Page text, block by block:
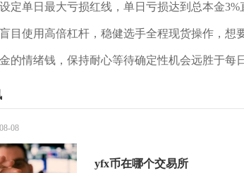
定单日最大亏损红线，单日亏损达到总本金
目使用高倍杠杆，稳健选手全程现货操作，
的情绪钱，保持耐心等待确定性机会远胜于每
08-08
yfx币在哪个交易所